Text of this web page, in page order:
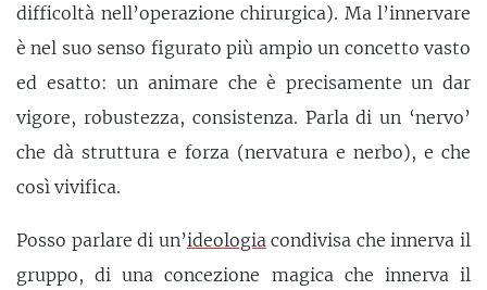
difficoltà nell’operazione chirurgica). Ma l’innervare
è nel suo senso figurato più ampio un concetto vasto
ed esatto: un animare che è precisamente un dar
vigore, robustezza, consistenza. Parla di un ‘nervo’
che dà struttura e forza (nervatura e nerbo), e che
così vivifica.
Posso parlare di un’ideologiacondivisa che innerva il
gruppo, di una concezione magica che innerva il